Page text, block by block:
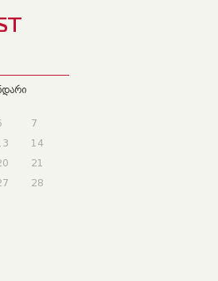
7
14
21
28